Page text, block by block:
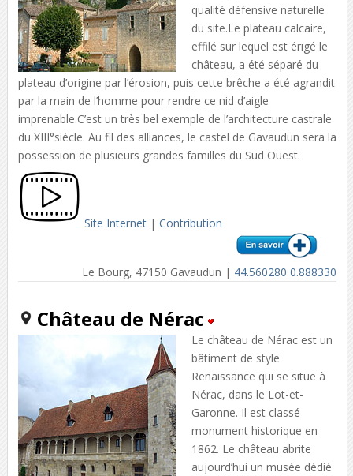
qualité défensive naturelle
du site.Le plateau calcaire,
effilé sur lequel est érigé le
château, a été séparé du
plateau d’origine par l’érosion, puis cette brêche a été agrandit
par la main de l’homme pour rendre ce nid d’aigle
imprenable.C’est un très bel exemple de l’architecture castrale
du XIII°siècle. Au fil des alliances, le castel de Gavaudun sera la
possession de plusieurs grandes familles du Sud Ouest.
Site Internet| Contribution
Le Bourg, 47150 Gavaudun | 44.560280 0.888330
Château de Nérac
Le château de Nérac est un
bâtiment de style
Renaissance qui se situe à
Nérac, dans le Lot-et-
Garonne. Il est classé
monument historique en
1862. Le château abrite
aujourd’hui un musée dédié